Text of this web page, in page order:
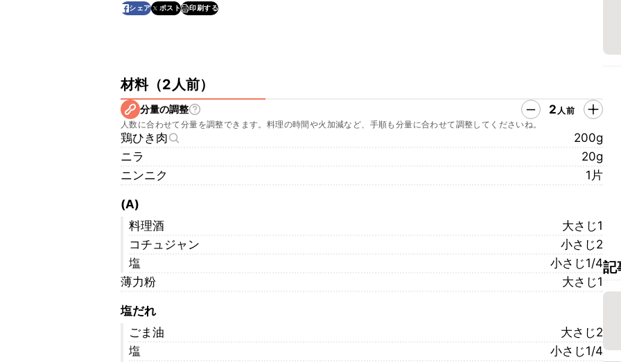
シェア ポスト 印刷する
材料（2人前）
分量の調整 2 人前
人数に合わせて分量を調整できます。料理の時間や火加減など、手順も分量に合わせて調整してくださいね。
鶏ひき肉
200g
ニラ
20g
ニンニク
1片
(A)
料理酒
大さじ1
コチュジャン
小さじ2
塩
小さじ1/4
薄力粉
大さじ1
塩だれ
ごま油
大さじ2
塩
小さじ1/4
記